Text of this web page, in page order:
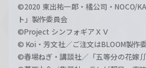
©2020 東出祐一郎・橘公司・NOCO/
ト」製作委員会
©Project シンフォギアＸＶ
© Koi・芳文社／ご注文はBLOOM製作
©春場ねぎ・講談社／「五等分の花嫁∬